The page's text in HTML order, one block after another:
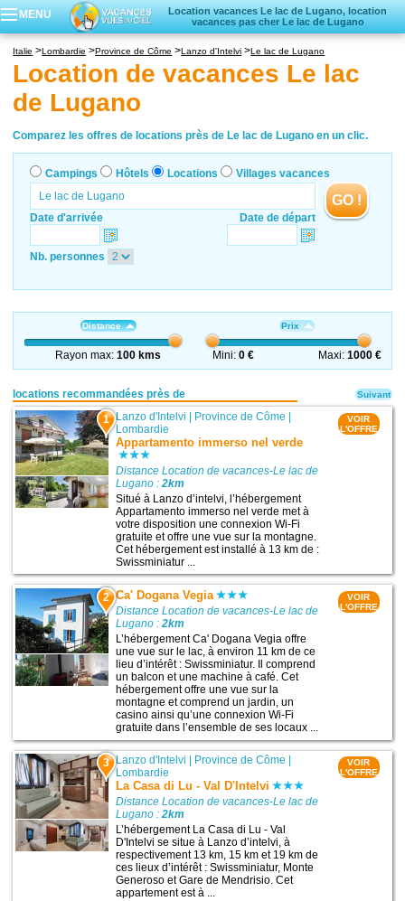
MENU
Location vacances Le lac de Lugano, location
vacances pas cher Le lac de Lugano
Locations vacances
Italie Lombardie Province de Côme Lanzo d'Intelvi Le lac de Lugano
Location de vacances Le lac
de Lugano
Comparez les offres de locations près de Le lac de Lugano en un clic.
Campings Hôtels Locations Villages vacances
Date d'arrivée Date de départ
GO !
Nb. personnes
Distance
Rayon max:100 kms
Prix
Mini:0 € Maxi: 1000 €
locations recommandées près de
1 Lanzo d'Intelvi | Province de Côme |
Lombardie
Appartamento immerso nel verde
Distance Location de vacances-Le lac de
Lugano :2km
Situé à Lanzo dʼintelvi, l’hébergement
Appartamento immerso nel verde met à
votre disposition une connexion Wi-Fi
gratuite et offre une vue sur la montagne.
Cet hébergement est installé à 13 km de :
Swissminiatur ...
VOIR
L'OFFRE
2 Ca' Dogana Vegia
Distance Location de vacances-Le lac de
Lugano :2km
L’hébergement Ca' Dogana Vegia offre
une vue sur le lac, à environ 11 km de ce
lieu d’intérêt : Swissminiatur. Il comprend
un balcon et une machine à café. Cet
hébergement offre une vue sur la
montagne et comprend un jardin, un
casino ainsi qu’une connexion Wi-Fi
gratuite dans l’ensemble de ses locaux ...
VOIR
L'OFFRE
3 Lanzo d'Intelvi Province de Côme
Lombardie
La Casa di Lu - Val D'Intelvi
Distance Location de vacances-Le lac de
Lugano :2km
L’hébergement La Casa di Lu - Val
D'Intelvi se situe à Lanzo dʼintelvi, à
respectivement 13 km, 15 km et 19 km de
ces lieux d’intérêt : Swissminiatur, Monte
Generoso et Gare de Mendrisio. Cet
appartement est à ...
VOIR
L'OFFRE
Suivant